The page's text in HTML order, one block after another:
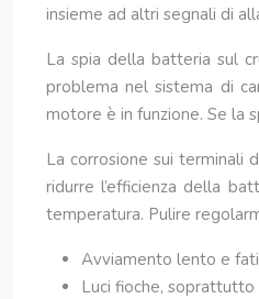
insieme ad altri segnali di
La spia della batteria sul
problema nel sistema di
motore è in funzione. Se la
La corrosione sui terminali
ridurre l’efficienza della
temperatura. Pulire
Avviamento lento e
Luci fioche, soprattutto